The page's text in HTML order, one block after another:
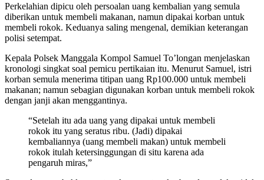
Perkelahian dipicu oleh persoalan uang kembalian yang semula
diberikan untuk membeli makanan, namun dipakai korban untuk
membeli rokok. Keduanya saling mengenal, demikian keterangan
polisi setempat.
Kepala Polsek Manggala Kompol Samuel To’longan menjelaskan
kronologi singkat soal pemicu pertikaian itu. Menurut Samuel, istri
korban semula menerima titipan uang Rp100.000 untuk membeli
makanan; namun sebagian digunakan korban untuk membeli rokok
dengan janji akan menggantinya.
“Setelah itu ada uang yang dipakai untuk membeli
rokok itu yang seratus ribu. (Jadi) dipakai
kembaliannya (uang membeli makan) untuk membeli
rokok itulah ketersinggungan di situ karena ada
pengaruh miras,”